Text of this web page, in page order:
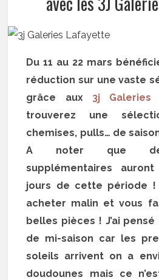
Du 11 au 22 mars
réduction sur une vaste
grâce aux 3j Galeries
trouverez une
chemises, pulls… de
A noter que
supplémentaires
jours de cette période !
acheter malin et vous
belles pièces ! J’ai
de mi-saison car les
soleils arrivent on a
doudounes mais ce